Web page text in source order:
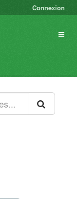
Connexion